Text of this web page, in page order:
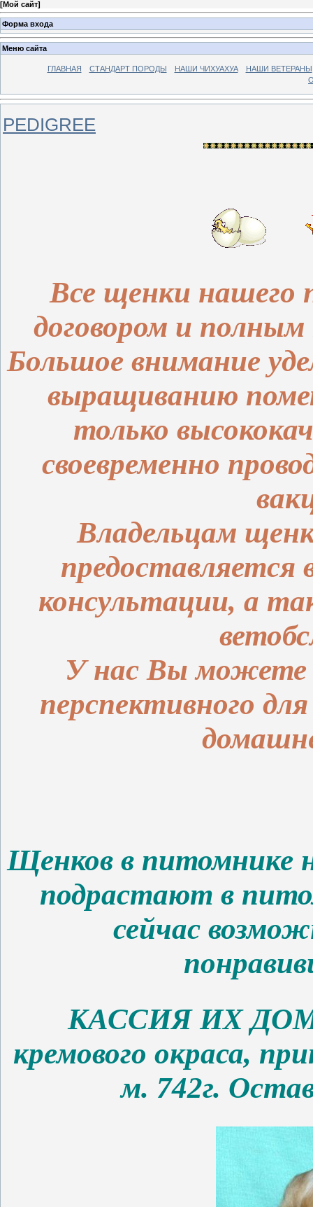
[Мой сайт]
Форма входа
Меню сайта
ГЛАВНАЯ СТАНДАРТ ПОРОДЫ НАШИ ЧИХУАХУА
НАШИ ВЕТЕРАНЫ
PEDIGREE
Все щенки нашего
договором и
Большое внимание
выращиванию
только
своевременно
Владельцам
предоставляется
консультации, а
У нас Вы можете
перспективного
Щенков в питомнике
подрастают в
сейчас
КАССИЯ ИХ
кремового окраса,
м. 742г.